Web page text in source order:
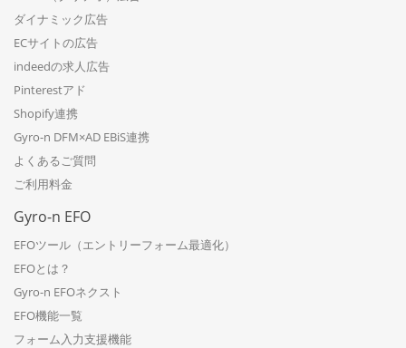
ダイナミック広告
ECサイトの広告
indeedの求人広告
Pinterestアド
Shopify連携
Gyro-n DFM×AD EBiS連携
よくあるご質問
ご利用料金
Gyro-n EFO
EFOツール（エントリーフォーム最適化）
EFOとは？
Gyro-n EFOネクスト
EFO機能一覧
フォーム入力支援機能